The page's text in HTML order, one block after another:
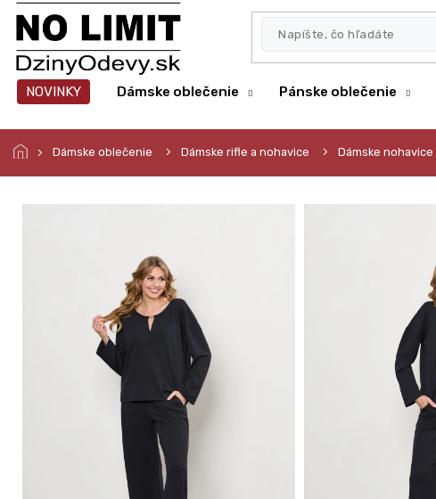
Prejsť
obsah
NOVINKY Dámske oblečenie Pánske oblečenie
Dámske oblečenie Dámske rifle a nohavice Dámske nohavice